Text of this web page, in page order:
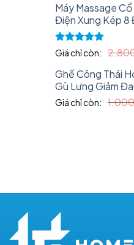
Máy Massage
Điện Xung Kép 8
Rated5.00
Giá chỉ còn:
Ghế Công Thái
Gù Lưng Giảm
Giá chỉ còn: